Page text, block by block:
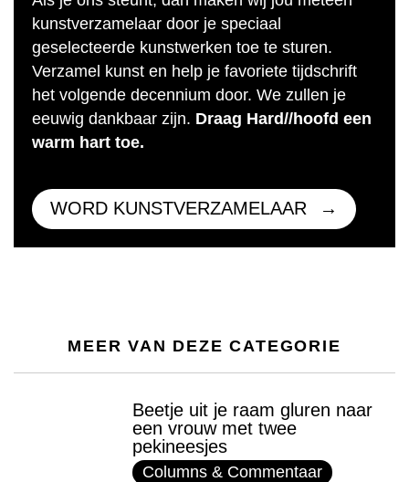
kunstverzamelaar door je speciaal
geselecteerde kunstwerken toe te sturen.
Verzamel kunst en help je favoriete tijdschrift
het volgende decennium door. We zullen je
eeuwig dankbaar zijn. Draag Hard//hoofd een
warm hart toe.
WORD KUNSTVERZAMELAAR
MEER VAN DEZE CATEGORIE
Beetje uit je raam gluren naar
een vrouw met twee
pekineesjes
Columns & Commentaar